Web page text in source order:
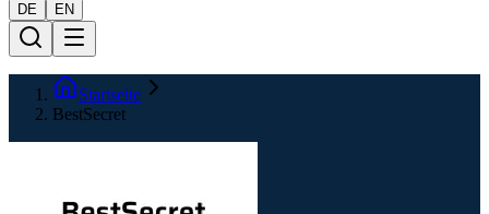
DE EN
Startseite
BestSecret